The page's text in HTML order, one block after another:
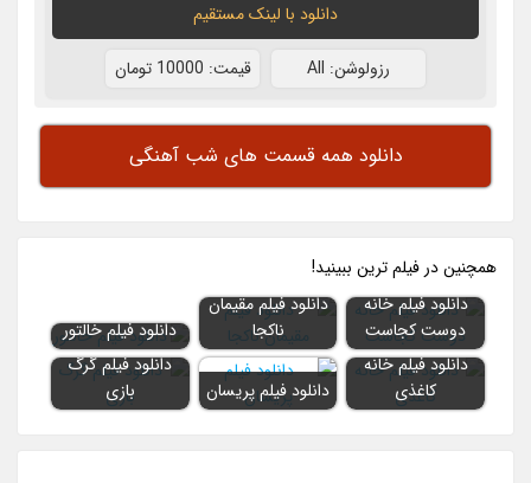
دانلود با لينک مستقيم
رزولوشن: All قيمت: 10000 تومان
دانلود همه قسمت های شب آهنگی
همچنين در فيلم ترين ببينيد!
دانلود فیلم خانه
دوست کجاست
دانلود فیلم مقیمان
ناکجا
دانلود فیلم خالتور
دانلود فیلم خانه
کاغذی
دانلود فیلم پریسان
دانلود فیلم گرگ
بازی